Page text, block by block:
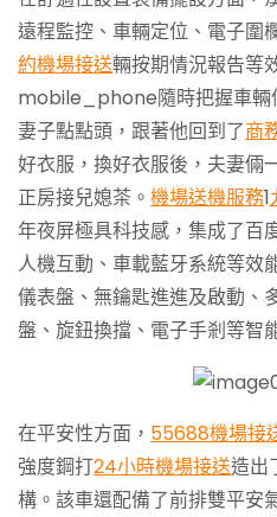
遠程監控、車輛定位、電子圍
約機場接送輛按期情況報告等
mobile_phone隨時把握車輛
妻子點點頭，跟著他回到了商
好衣服，換好衣服後，夫妻倆
正房接兒媳茶。 機場送機服務1
年夜屏極具科技感，集成了百
人機互動、車載藍牙系統等效
儀表盤、無鑰匙進進及啟動、
盤、旋鈕換擋、電子手剎等智
在平安性方面， 55688機場接
強度鋼打24小時機場接送造出
構。該車還配備了前排雙平安